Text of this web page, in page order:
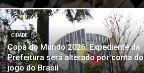
CIDADE
Copa do Mundo 2026: Expediente da
Prefeitura será alterado por conta do
jogo do Brasil